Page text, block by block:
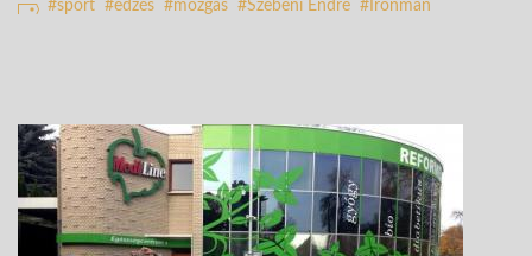
sport edzés mozgás Szebeni Endre Ironman